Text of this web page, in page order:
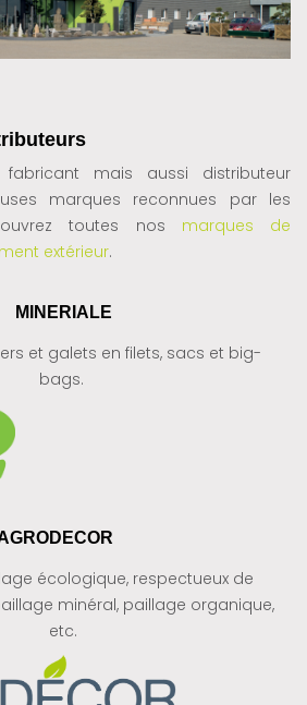
fabricant mais aussi distributeur
marques reconnues par les
toutes nos marques de
extérieur.
MINERIALE
et galets en filets, sacs et big-
bags.
écologique, respectueux de
minéral, paillage organique,
etc.